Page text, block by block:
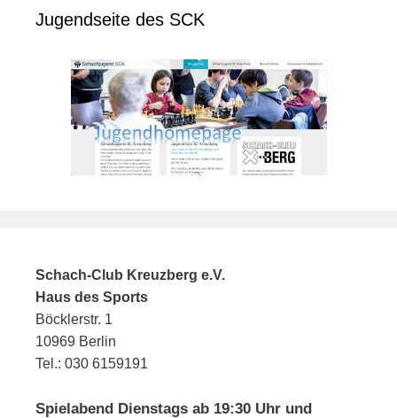
Jugendseite des SCK
Schach-Club Kreuzberg e.V.
Haus des Sports
Böcklerstr. 1
10969 Berlin
Tel.: 030 6159191
Spielabend Dienstags ab 19:30 Uhr und